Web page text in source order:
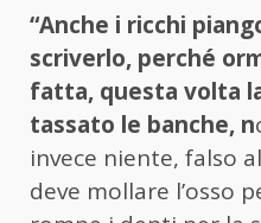
“Anche i ricchi
scriverlo, perché
fatta, questa volta
tassato le banche, n
invece niente, falso
deve mollare l’osso